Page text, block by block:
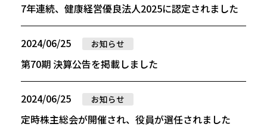
7年連続、健康経営優良法人2025に認定されました
2024/06/25 お知らせ
第70期 決算公告を掲載しました
2024/06/25 お知らせ
定時株主総会が開催され、役員が選任されました